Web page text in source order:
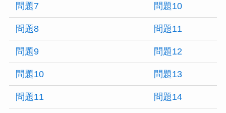
問題7 問題10
問題8 問題11
問題9 問題12
問題10 問題13
問題11 問題14